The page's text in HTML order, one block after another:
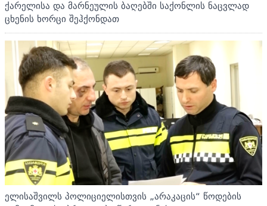
ქარელისა და მარნეულის ბაღებში საქონლის ნაცვლად
ცხენის ხორცი შეჰქონდათ
ელისაშვილს პოლიციელისთვის „არაკაცის“ წოდების